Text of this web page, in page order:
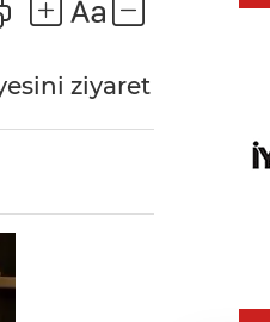
ziyaret